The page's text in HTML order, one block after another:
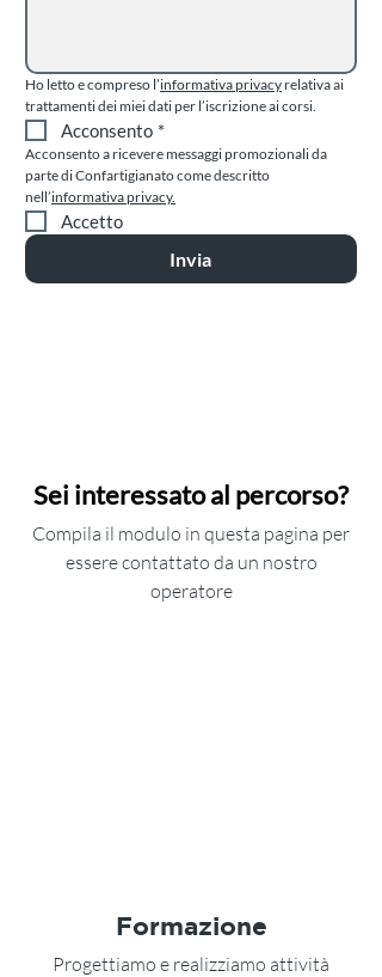
Ho letto e compreso l’informativa privacy relativa ai
trattamenti dei miei dati per l’iscrizione ai corsi.
Acconsento *
Acconsento a ricevere messaggi promozionali da
parte di Confartigianato come descritto
nell’informativa privacy.
Accetto
Invia
Sei interessato al percorso?
Compila il modulo in questa pagina per
essere contattato da un nostro
operatore
Formazione
Progettiamo e realizziamo attività